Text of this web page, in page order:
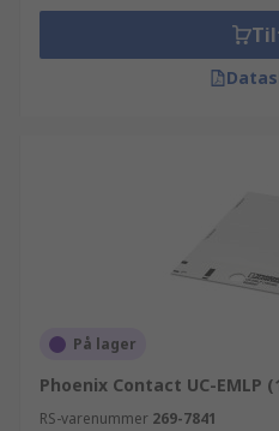
På lager
Phoenix Contact UC-EMLP
RS-varenummer 269-7841